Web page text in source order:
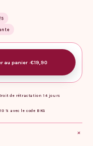
5
au panier ·€19,90
de rétractation 14 jours
% avec le code BKG